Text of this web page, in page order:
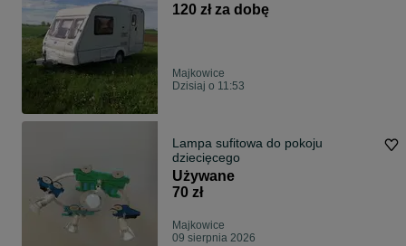
120 zł za dobę
Majkowice
Dzisiaj o 11:53
Lampa sufitowa do pokoju
dziecięcego
Używane
70 zł
Majkowice
09 sierpnia 2026